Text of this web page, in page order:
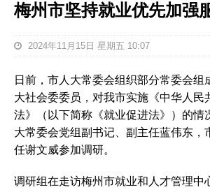
梅州市坚持就业优先加强
2024年11月15日 星期五 10:07
日前，市人大常委会组织部分常委会组
大社会委委员，对我市实施《中华人民
法》（以下简称《就业促进法》）的情
大常委会党组副书记、副主任蓝伟东，
任谢文威参加调研。
调研组在走访梅州市就业和人才管理中